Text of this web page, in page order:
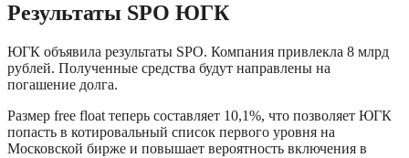
Результаты SPO ЮГК
ЮГК объявила результаты SPO. Компания привлекла 8 млрд
рублей. Полученные средства будут направлены на
погашение долга.
Размер free float теперь составляет 10,1%, что позволяет ЮГК
попасть в котировальный список первого уровня на
Московской бирже и повышает вероятность включения в